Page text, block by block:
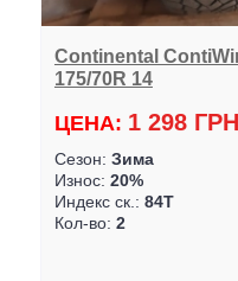
Continental
175/70R 14
ЦЕНА: 1 298
Сезон: Зима
Износ: 20%
Индекс ск.: 84T
Кол-во: 2